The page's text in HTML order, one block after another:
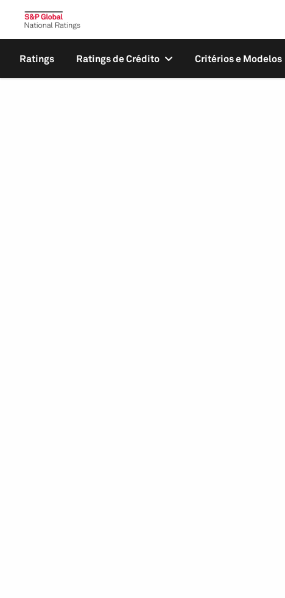
Ratings Ratings de Crédito Critérios e Modelos